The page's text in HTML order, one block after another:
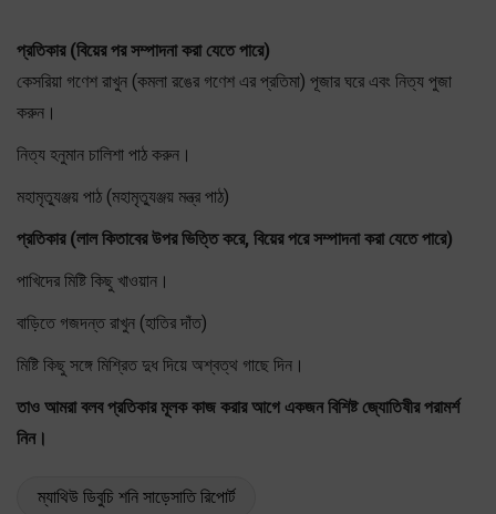
প্রতিকার (বিয়ের পর সম্পাদনা করা যেতে পারে)
কেসরিয়া গণেশ রাখুন (কমলা রঙের গণেশ এর প্রতিমা) পূজার ঘরে এবং নিত্য পুজা
করুন।
নিত্য হনুমান চালিশা পাঠ করুন।
মহামৃত্যুঞ্জয় পাঠ (মহামৃত্যুঞ্জয় মন্ত্র পাঠ)
প্রতিকার (লাল কিতাবের উপর ভিত্তি করে, বিয়ের পরে সম্পাদনা করা যেতে পারে)
পাখিদের মিষ্টি কিছু খাওয়ান।
বাড়িতে গজদন্ত রাখুন (হাতির দাঁত)
মিষ্টি কিছু সঙ্গে মিশ্রিত দুধ দিয়ে অশ্বত্থ গাছে দিন।
তাও আমরা বলব প্রতিকার মূলক কাজ করার আগে একজন বিশিষ্ট জ্যোতিষীর পরামর্শ
নিন।
ম্যাথিউ ডিবুচি শনি সাড়েসাতি রিপোর্ট